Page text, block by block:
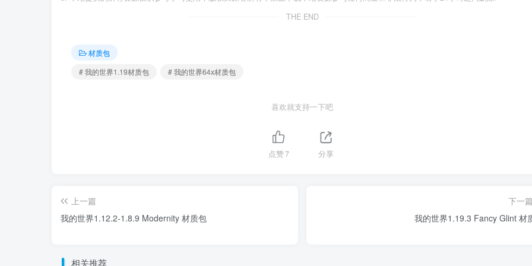
THE END
材质包
# 我的世界1.19材质包
# 我的世界64x材质包
喜欢就支持一下吧
点赞7 分享
上一篇
我的世界1.12.2-1.8.9 Modernity 材质包
下一篇
我的世界1.19.3 Fancy Glint 材
相关推荐